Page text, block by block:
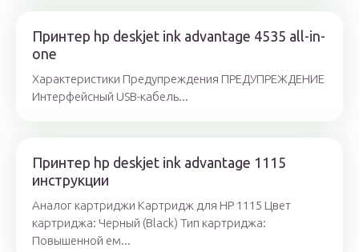
Принтер hp deskjet ink advantage 4535 all-in-
one
Характеристики Предупреждения ПРЕДУПРЕЖДЕНИЕ
Интерфейсный USB-кабель...
Принтер hp deskjet ink advantage 1115
инструкции
Аналог картриджи Картридж для HP 1115 Цвет
картриджа: Черный (Black) Тип картриджа:
Повышенной ем...